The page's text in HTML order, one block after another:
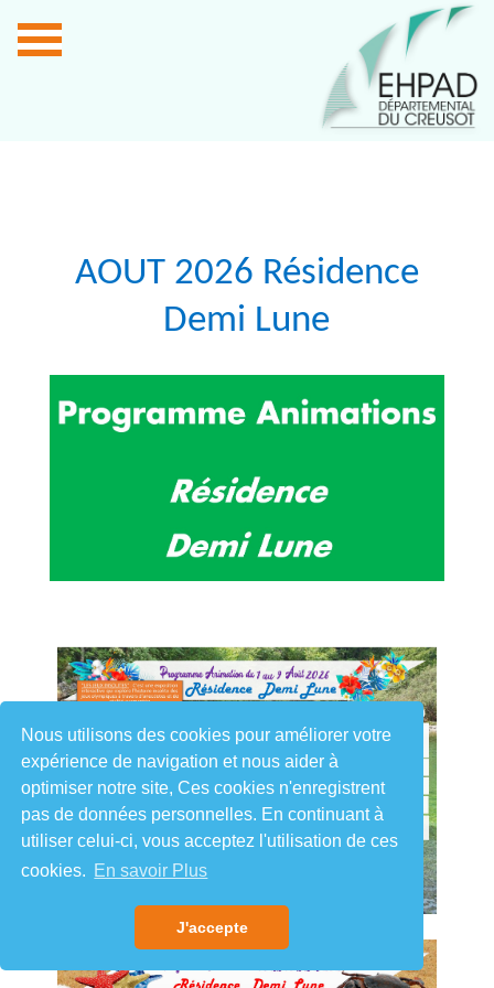
Nous utilisons des cookies pour améliorer votre
expérience de navigation et nous aider à
optimiser notre site, Ces cookies n'enregistrent
pas de données personnelles. En continuant à
utiliser celui-ci, vous acceptez l'utilisation de ces
cookies. En savoir Plus
J'accepte
AOUT 2026 Résidence
Demi Lune